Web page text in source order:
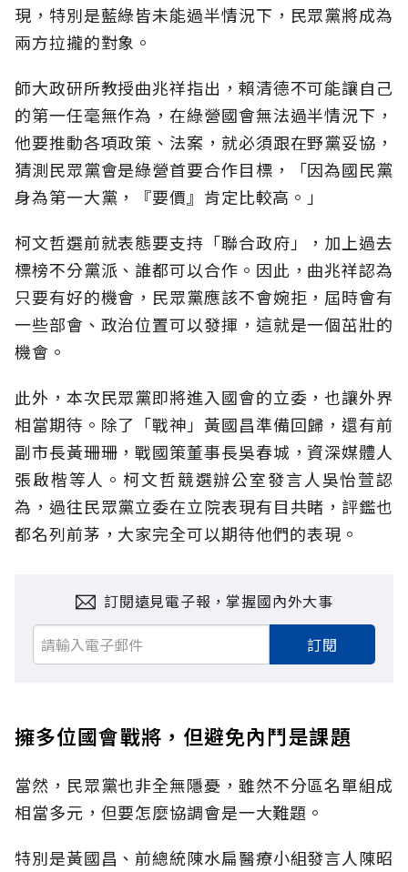
現，特別是藍綠皆未能過半情況下，民眾黨將成為
兩方拉攏的對象。
師大政研所教授曲兆祥指出，賴清德不可能讓自己
的第一任毫無作為，在綠營國會無法過半情況下，
他要推動各項政策、法案，就必須跟在野黨妥協，
猜測民眾黨會是綠營首要合作目標，「因為國民黨
身為第一大黨，『要價』肯定比較高。」
柯文哲選前就表態要支持「聯合政府」，加上過去
標榜不分黨派、誰都可以合作。因此，曲兆祥認為
只要有好的機會，民眾黨應該不會婉拒，屆時會有
一些部會、政治位置可以發揮，這就是一個茁壯的
機會。
此外，本次民眾黨即將進入國會的立委，也讓外界
相當期待。除了「戰神」黃國昌準備回歸，還有前
副市長黃珊珊，戰國策董事長吳春城，資深媒體人
張啟楷等人。柯文哲競選辦公室發言人吳怡萱認
為，過往民眾黨立委在立院表現有目共睹，評鑑也
都名列前茅，大家完全可以期待他們的表現。
訂閱遠見電子報，掌握國內外大事
訂閱
擁多位國會戰將，但避免內鬥是課題
當然，民眾黨也非全無隱憂，雖然不分區名單組成
相當多元，但要怎麼協調會是一大難題。
特別是黃國昌、前總統陳水扁醫療小組發言人陳昭